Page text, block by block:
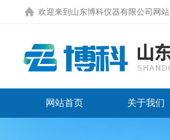
欢迎来到 山东博科仪器有限公司网站
网站首页 关于我们